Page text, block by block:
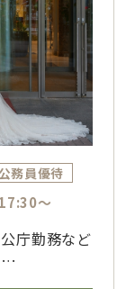
公務員優待
～
庁勤務など